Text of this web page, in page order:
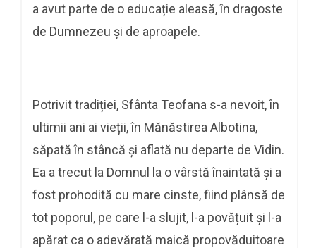
a avut parte de o educație aleasă, în dragoste
de Dumnezeu și de aproapele.
Potrivit tradiției, Sfânta Teofana s-a nevoit, în
ultimii ani ai vieții, în Mănăstirea Albotina,
săpată în stâncă și aflată nu departe de Vidin.
Ea a trecut la Domnul la o vârstă înaintată și a
fost prohodită cu mare cinste, fiind plânsă de
tot poporul, pe care l-a slujit, l-a povățuit și l-a
apărat ca o adevărată maică propovăduitoare